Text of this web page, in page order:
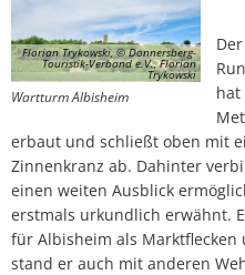
Florian Trykowski, © Donnersberg-
Touristik-Verband e.V., Florian
Trykowski
Wartturm Albisheim
hat
erbaut und schließt oben mit
Zinnenkranz ab. Dahinter
einen weiten Ausblick
erstmals urkundlich erwähnt.
für Albisheim als
stand er auch mit anderen